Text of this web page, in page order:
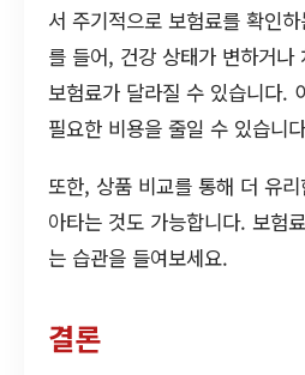
서 주기적으로 보험료를 확인
를 들어, 건강 상태가 변하거나
보험료가 달라질 수 있습니다.
필요한 비용을 줄일 수 있습니
또한, 상품 비교를 통해 더 유
아타는 것도 가능합니다. 보험
는 습관을 들여보세요.
결론